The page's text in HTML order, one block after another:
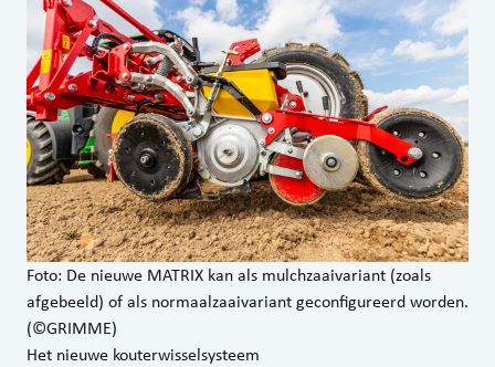
Foto: De nieuwe MATRIX kan als mulchzaaivariant (zoals
afgebeeld) of als normaalzaaivariant geconfigureerd worden.
(©GRIMME)
Het nieuwe kouterwisselsysteem